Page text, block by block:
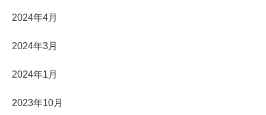
2024年4月
2024年3月
2024年1月
2023年10月